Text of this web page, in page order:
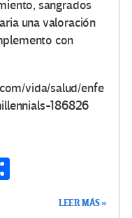
sangrados
una valoración
con
vida/salud/enfe
186826
LEER MÁS »